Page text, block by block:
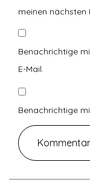
meinen nächsten
Benachrichtige
E-Mail.
Benachrichtige